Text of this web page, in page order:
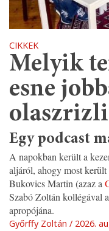
CIKKEK
Melyik
esne
Egy podcast
A napokban került a
aljáról, ahogy most került
Bukovics Martin (azaz a
Szabó Zoltán kollégával
apropójána.
Győrffy Zoltán 2026.